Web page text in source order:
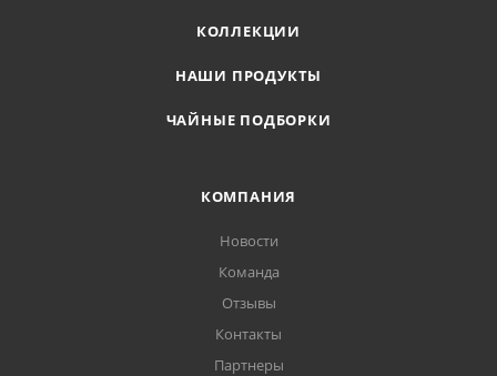
КОЛЛЕКЦИИ
НАШИ ПРОДУКТЫ
ЧАЙНЫЕ ПОДБОРКИ
КОМПАНИЯ
Новости
Команда
Отзывы
Контакты
Партнеры